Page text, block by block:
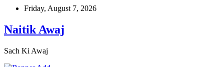
Skip
content
Friday, August 7, 2026
Naitik Awaj
Sach Ki Awaj